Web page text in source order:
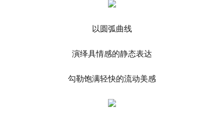
以圆弧曲线
演绎具情感的静态表达
勾勒饱满轻快的流动美感